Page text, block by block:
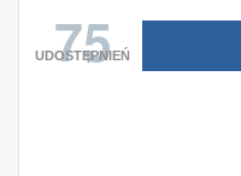
75
UDOSTĘPNIEŃ